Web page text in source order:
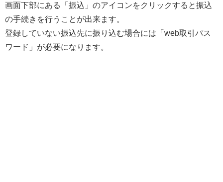
画面下部にある「振込」のアイコンをクリックすると振込
の手続きを行うことが出来ます。
登録していない振込先に振り込む場合には「web取引パス
ワード」が必要になります。